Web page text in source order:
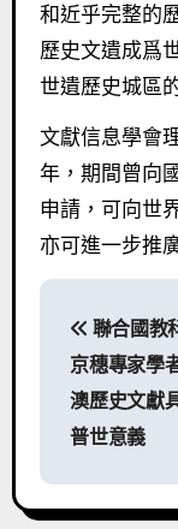
和近乎完整的
歷史文遺成爲
世遺歷史城區
文獻信息學會
年，期間曾向
申請，可向世
亦可進一步推
文
章
導
覽
聯合國教
京穗專家學
澳歷史文獻
普世意義